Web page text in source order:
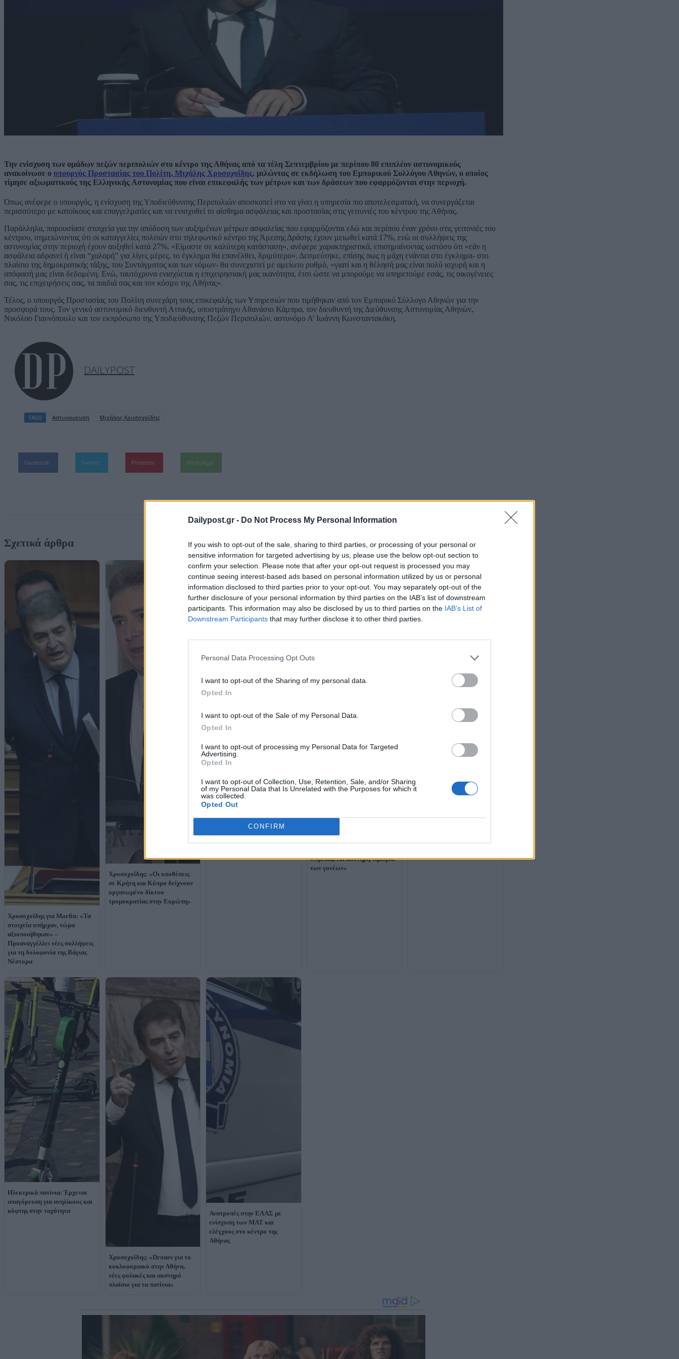
Dailypost.gr - Do Not Process My Personal Information
If you wish to opt-out of the sale, sharing to third parties, or processing of your personal or
sensitive information for targeted advertising by us, please use the below opt-out section to
confirm your selection. Please note that after your opt-out request is processed you may
continue seeing interest-based ads based on personal information utilized by us or personal
information disclosed to third parties prior to your opt-out. You may separately opt-out of the
further disclosure of your personal information by third parties on the IAB’s list of downstream
participants. This information may also be disclosed by us to third parties on the IAB’s List of
Downstream Participants that may further disclose it to other third parties.
Personal Data Processing Opt Outs
I want to opt-out of the Sharing of my personal data.
Opted In
I want to opt-out of the Sale of my Personal Data.
Opted In
I want to opt-out of processing my Personal Data for Targeted
Advertising.
Opted In
I want to opt-out of Collection, Use, Retention, Sale, and/or Sharing
of my Personal Data that Is Unrelated with the Purposes for which it
was collected.
Opted Out
CONFIRM
Την ενίσχυση των ομάδων πεζών περιπολιών στο κέντρο της Αθήνας από τα τέλη Σεπτεμβρίου με περίπου 80 επιπλέον αστυνομικούς
ανακοίνωσε ο υπουργός Προστασίας του Πολίτη, Μιχάλης Χρυσοχοΐδης, μιλώντας σε εκδήλωση του Εμπορικού Συλλόγου Αθηνών, ο οποίος
τίμησε αξιωματικούς της Ελληνικής Αστυνομίας που είναι επικεφαλής των μέτρων και των δράσεων που εφαρμόζονται στην περιοχή.
Όπως ανέφερε ο υπουργός, η ενίσχυση της Υποδιεύθυνσης Περιπολιών αποσκοπεί στο να γίνει η υπηρεσία πιο αποτελεσματική, να συνεργάζεται
περισσότερο με κατοίκους και επαγγελματίες και να ενισχυθεί το αίσθημα ασφάλειας και προστασίας στις γειτονιές του κέντρου της Αθήνας.
Παράλληλα, παρουσίασε στοιχεία για την απόδοση των αυξημένων μέτρων ασφαλείας που εφαρμόζονται εδώ και περίπου έναν χρόνο στις γειτονιές του
κέντρου, σημειώνοντας ότι οι καταγγελίες πολιτών στο τηλεφωνικό κέντρο της Άμεσης Δράσης έχουν μειωθεί κατά 17%, ενώ οι συλλήψεις της
αστυνομίας στην περιοχή έχουν αυξηθεί κατά 27%. «Είμαστε σε καλύτερη κατάσταση», ανέφερε χαρακτηριστικά, επισημαίνοντας ωστόσο ότι «εάν η
ασφάλεια αδρανεί ή είναι “χαλαρή” για λίγες μέρες, το έγκλημα θα επανέλθει, δριμύτερο». Δεσμεύτηκε, επίσης πως η μάχη ενάντια στο έγκλημα- στο
πλαίσιο της δημοκρατικής τάξης, του Συντάγματος και των νόμων- θα συνεχιστεί με αμείωτο ρυθμό, «γιατί και η θέλησή μας είναι πολύ ισχυρή και η
απόφασή μας είναι δεδομένη. Ενώ, ταυτόχρονα ενισχύεται η επιχειρησιακή μας ικανότητα, έτσι ώστε να μπορούμε να υπηρετούμε εσάς, τις οικογένειες
σας, τις επιχειρήσεις σας, τα παιδιά σας και τον κόσμο της Αθήνας».
Τέλος, ο υπουργός Προστασίας του Πολίτη συνεχάρη τους επικεφαλής των Υπηρεσιών που τιμήθηκαν από τον Εμπορικό Σύλλογο Αθηνών για την
προσφορά τους. Τον γενικό αστυνομικό διευθυντή Αττικής, υποστράτηγο Αθανάσιο Κάμπρα, τον διευθυντή της Διεύθυνσης Αστυνομίας Αθηνών,
Νικόλαο Γιαννόπουλο και τον εκπρόσωπο της Υποδιεύθυνσης Πεζών Περιπολιών, αστυνόμο Α’ Ιωάννη Κωνσταντακάκη.
DAILYPOST
TAGS Αστυνομευση Μιχάλης Χρυσοχοΐδης
Facebook Twitter Pinterest WhatsApp
Σχετικά άρθρα
Χρυσοχοΐδης για Marfin: «Τα
στοιχεία υπήρχαν, τώρα
αξιοποιήθηκαν» –
Προαναγγέλλει νέες συλλήψεις
για τη δολοφονία της Βάγιας
Νέστορα
Χρυσοχοΐδης: «Οι υποθέσεις
σε Κρήτη και Κύπρο δείχνουν
οργανωμένο δίκτυο
τρομοκρατίας στην Ευρώπη»
Χρυσοχοΐδης: «Ξεκινά νέα
Έβρο – Θα οχυρωθεί πλήρως η
μεθόριος»
«Χρειάζεται αυστηρή τιμωρία
των γονέων»
Ηλεκτρικά πατίνια: Έρχεται
απαγόρευση για ανηλίκους και
κόφτης στην ταχύτητα
Χρυσοχοΐδης: «Drones για το
κυκλοφοριακό στην Αθήνα,
νέες φυλακές και αυστηρό
πλαίσιο για τα πατίνια»
Ανατροπές στην ΕΛΑΣ με
ενίσχυση των ΜΑΤ και
ελέγχους στο κέντρο της
Αθήνας